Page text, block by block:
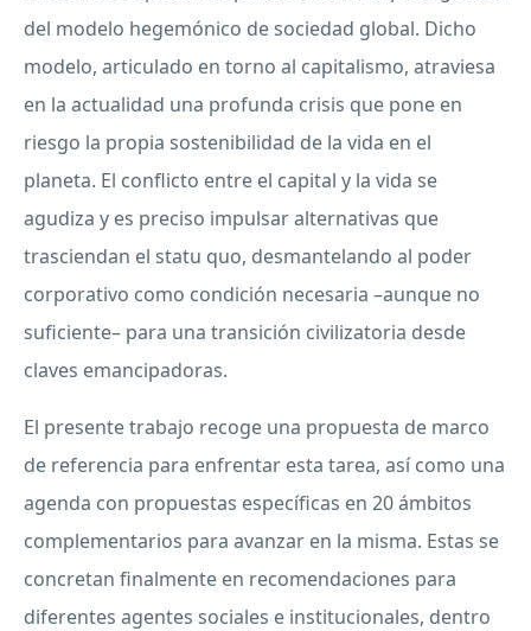
del modelo hegemónico de sociedad global. Dicho
modelo, articulado en torno al capitalismo, atraviesa
en la actualidad una profunda crisis que pone en
riesgo la propia sostenibilidad de la vida en el
planeta. El conflicto entre el capital y la vida se
agudiza y es preciso impulsar alternativas que
trasciendan el statu quo, desmantelando al poder
corporativo como condición necesaria –aunque no
suficiente– para una transición civilizatoria desde
claves emancipadoras.
El presente trabajo recoge una propuesta de marco
de referencia para enfrentar esta tarea, así como una
agenda con propuestas específicas en 20 ámbitos
complementarios para avanzar en la misma. Estas se
concretan finalmente en recomendaciones para
diferentes agentes sociales e institucionales, dentro